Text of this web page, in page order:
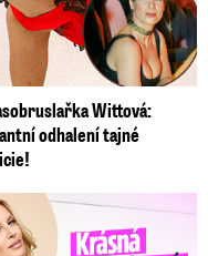
Wittová:
odhalení tajné
to za pár…